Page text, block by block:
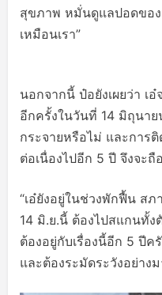
สุขภาพ หมั่นดูแลปอดของ
เหมือนเรา”
นอกจากนี้ ป๋อยังเผยว่า เ
อีกครั้งในวันที่ 14 มิถุนาย
กระจายหรือไม่ และการ
ต่อเนื่องไปอีก 5 ปี จึงจะ
“เอ๋ยังอยู่ในช่วงพักฟื้น ส
14 มิ.ย.นี้ ต้องไปสแกนทั้ง
ต้องอยู่กับเรื่องนี้อีก 5 ปีค
และต้องระมัดระวังอย่างม